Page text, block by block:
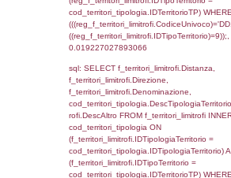
0.070101976394653
sql: SELECT
rofi.DescAltro FROM